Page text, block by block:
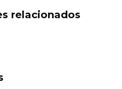
relacionados